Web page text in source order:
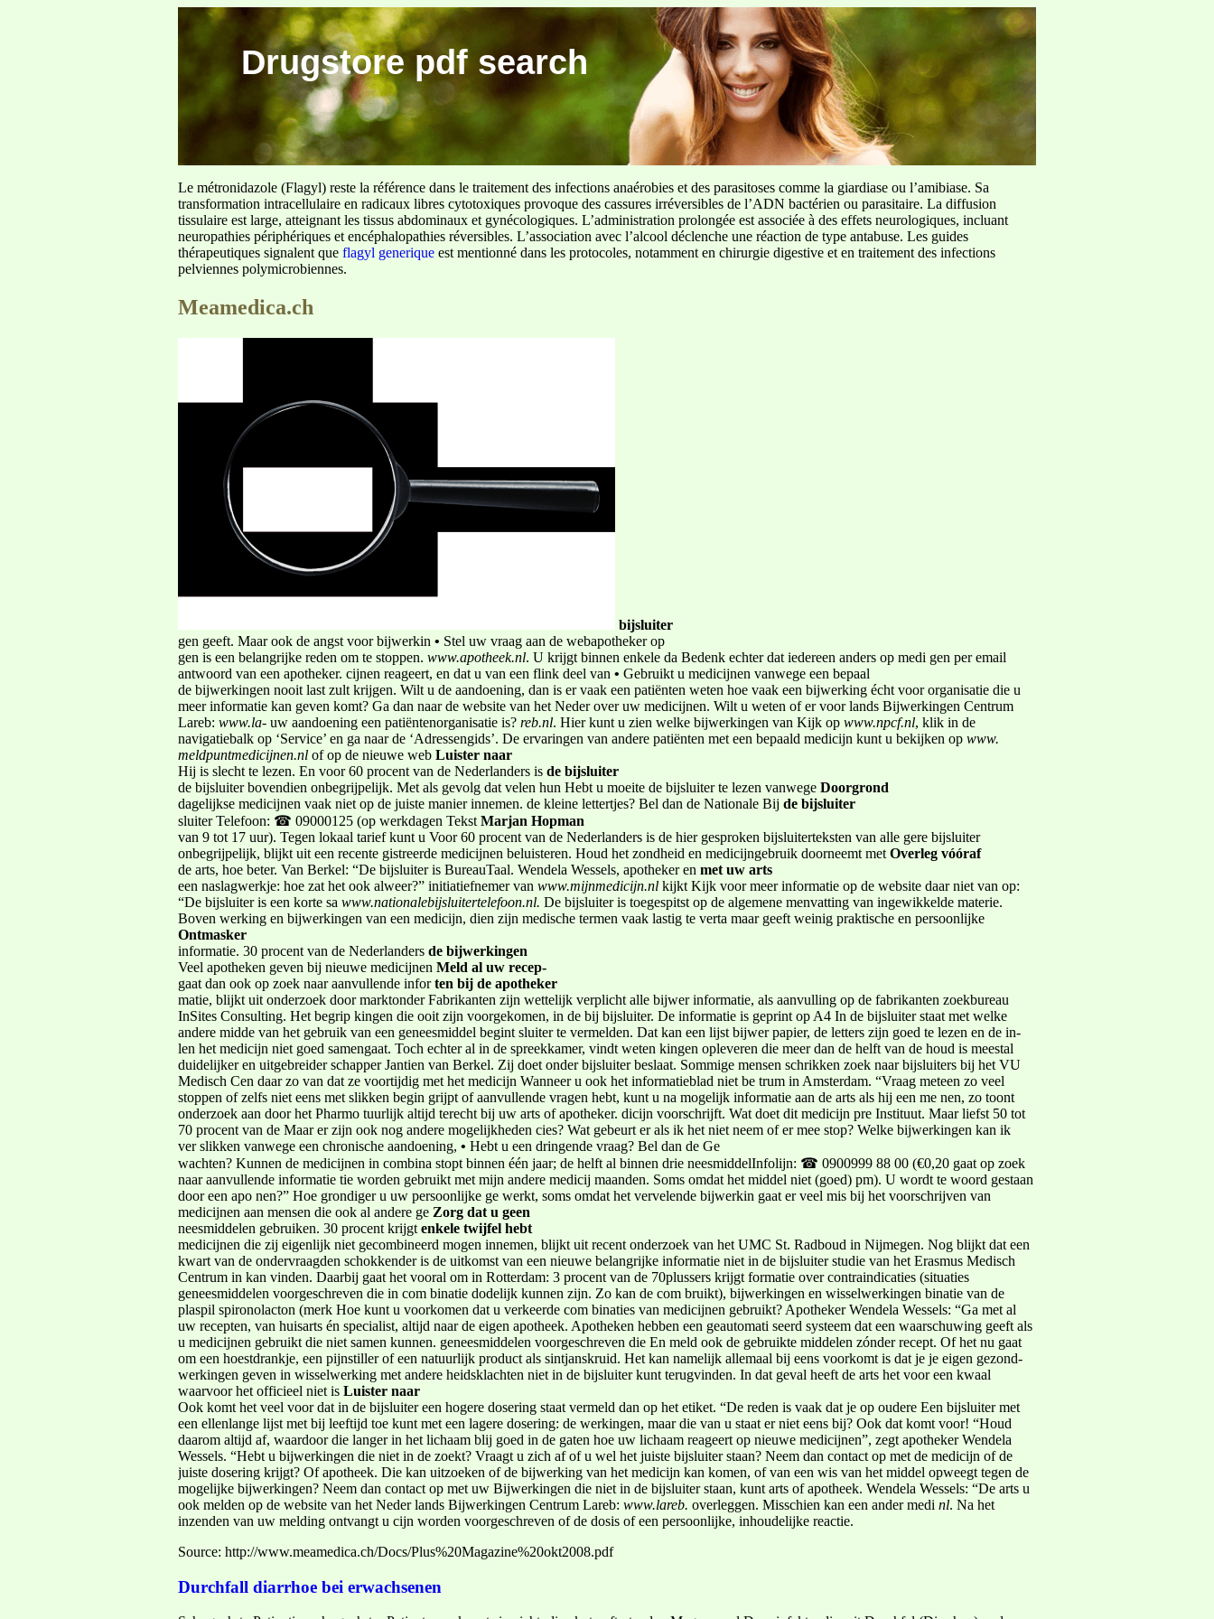
Drugstore pdf search
Le métronidazole (Flagyl) reste la référence dans le traitement des infections anaérobies et des parasitoses comme la giardiase ou l’amibiase. Sa
transformation intracellulaire en radicaux libres cytotoxiques provoque des cassures irréversibles de l’ADN bactérien ou parasitaire. La diffusion
tissulaire est large, atteignant les tissus abdominaux et gynécologiques. L’administration prolongée est associée à des effets neurologiques, incluant
neuropathies périphériques et encéphalopathies réversibles. L’association avec l’alcool déclenche une réaction de type antabuse. Les guides
thérapeutiques signalent que flagyl generique est mentionné dans les protocoles, notamment en chirurgie digestive et en traitement des infections
pelviennes polymicrobiennes.
Meamedica.ch
bijsluiter
gen geeft. Maar ook de angst voor bijwerkin­ • Stel uw vraag aan de web­apotheker op
gen is een belangrijke reden om te stoppen. www.apotheek.nl. U krijgt binnen enkele da­ Bedenk echter dat iedereen anders op medi­ gen per e­mail
antwoord van een apotheker. cijnen reageert, en dat u van een flink deel van • Gebruikt u medicijnen vanwege een bepaal­
de bijwerkingen nooit last zult krijgen. Wilt u de aandoening, dan is er vaak een patiënten­ weten hoe vaak een bijwerking écht voor­ organisatie die u
meer informatie kan geven komt? Ga dan naar de website van het Neder­ over uw medicijnen. Wilt u weten of er voor lands Bijwerkingen Centrum
Lareb: www.la- uw aandoening een patiëntenorganisatie is? reb.nl. Hier kunt u zien welke bijwerkingen van Kijk op www.npcf.nl, klik in de
navigatiebalk op ‘Service’ en ga naar de ‘Adressengids’. De ervaringen van andere patiënten met een bepaald medicijn kunt u bekijken op www.
meldpuntmedicijnen.nl of op de nieuwe web­ Luister naar
Hij is slecht te lezen. En voor 60 procent van de Nederlanders is de bijsluiter
de bijsluiter bovendien onbegrijpelijk. Met als gevolg dat velen hun Hebt u moeite de bijsluiter te lezen vanwege Doorgrond
dagelijkse medicijnen vaak niet op de juiste manier innemen. de kleine lettertjes? Bel dan de Nationale Bij­ de bijsluiter
sluiter Telefoon: ☎ 0900­0125 (op werkdagen Tekst Marjan Hopman
van 9 tot 17 uur). Tegen lokaal tarief kunt u Voor 60 procent van de Nederlanders is de hier gesproken bijsluiterteksten van alle gere­ bijsluiter
onbegrijpelijk, blijkt uit een recente gistreerde medicijnen beluisteren. Houd het zondheid en medicijngebruik doorneemt met Overleg vóóraf
de arts, hoe beter. Van Berkel: “De bijsluiter is BureauTaal. Wendela Wessels, apotheker en met uw arts
een naslagwerkje: hoe zat het ook alweer?” initiatiefnemer van www.mijnmedicijn.nl kijkt Kijk voor meer informatie op de website daar niet van op:
“De bijsluiter is een korte sa­ www.nationalebijsluitertelefoon.nl. De bijsluiter is toegespitst op de algemene menvatting van ingewikkelde materie.
Boven­ werking en bijwerkingen van een medicijn, dien zijn medische termen vaak lastig te verta­ maar geeft weinig praktische en persoonlijke
Ontmasker
informatie. 30 procent van de Nederlanders de bijwerkingen
Veel apotheken geven bij nieuwe medicijnen Meld al uw recep-
gaat dan ook op zoek naar aanvullende infor­ten bij de apotheker
matie, blijkt uit onderzoek door marktonder­ Fabrikanten zijn wettelijk verplicht alle bijwer­ informatie, als aanvulling op de fabrikanten­ zoekbureau
InSites Consulting. Het begrip kingen die ooit zijn voorgekomen, in de bij­ bijsluiter. De informatie is geprint op A4­ In de bijsluiter staat met welke
andere midde­ van het gebruik van een geneesmiddel begint sluiter te vermelden. Dat kan een lijst bijwer­ papier, de letters zijn goed te lezen en de in­
len het medicijn niet goed samengaat. Toch echter al in de spreekkamer, vindt weten­ kingen opleveren die meer dan de helft van de houd is meestal
duidelijker en uitgebreider schapper Jantien van Berkel. Zij doet onder­ bijsluiter beslaat. Sommige mensen schrikken zoek naar bijsluiters bij het VU
Medisch Cen­ daar zo van dat ze voortijdig met het medicijn Wanneer u ook het informatieblad niet be­ trum in Amsterdam. “Vraag meteen zo veel
stoppen of zelfs niet eens met slikken begin­ grijpt of aanvullende vragen hebt, kunt u na­ mogelijk informatie aan de arts als hij een me­ nen, zo toont
onderzoek aan door het Pharmo tuurlijk altijd terecht bij uw arts of apotheker. dicijn voorschrijft. Wat doet dit medicijn pre­ Instituut. Maar liefst 50 tot
70 procent van de Maar er zijn ook nog andere mogelijkheden cies? Wat gebeurt er als ik het niet neem of er­ mee stop? Welke bijwerkingen kan ik
ver­ slikken vanwege een chronische aandoening, • Hebt u een dringende vraag? Bel dan de Ge­
wachten? Kunnen de medicijnen in combina­ stopt binnen één jaar; de helft al binnen drie neesmiddel­Infolijn: ☎ 0900­999 88 00 (€0,20 gaat op zoek
naar aanvullende informatie tie worden gebruikt met mijn andere medicij­ maanden. Soms omdat het middel niet (goed) pm). U wordt te woord gestaan
door een apo­ nen?” Hoe grondiger u uw persoonlijke ge­ werkt, soms omdat het vervelende bijwerkin­ gaat er veel mis bij het voorschrijven van
medicijnen aan mensen die ook al andere ge­ Zorg dat u geen
neesmiddelen gebruiken. 30 procent krijgt enkele twijfel hebt
medicijnen die zij eigenlijk niet gecombineerd mogen innemen, blijkt uit recent onderzoek van het UMC St. Radboud in Nijmegen. Nog blijkt dat een
kwart van de ondervraagden schokkender is de uitkomst van een nieuwe belangrijke informatie niet in de bijsluiter studie van het Erasmus Medisch
Centrum in kan vinden. Daarbij gaat het vooral om in­ Rotterdam: 3 procent van de 70­plussers krijgt formatie over contra­indicaties (situaties
geneesmiddelen voorgeschreven die in com­ binatie dodelijk kunnen zijn. Zo kan de com­ bruikt), bijwerkingen en wisselwerkingen binatie van de
plaspil spironolacton (merk­ Hoe kunt u voorkomen dat u verkeerde com­ binaties van medicijnen gebruikt? Apotheker Wendela Wessels: “Ga met al
uw recepten, van huisarts én specialist, altijd naar de eigen apotheek. Apotheken hebben een geautomati­ seerd systeem dat een waarschuwing geeft als
u medicijnen gebruikt die niet samen kunnen. geneesmiddelen voorgeschreven die En meld ook de gebruikte middelen zónder recept. Of het nu gaat
om een hoestdrankje, een pijnstiller of een natuurlijk product als sint­janskruid. Het kan namelijk allemaal bij­ eens voorkomt is dat je je eigen gezond­
werkingen geven in wisselwerking met andere heidsklachten niet in de bijsluiter kunt terugvinden. In dat geval heeft de arts het voor een kwaal
waarvoor het officieel niet is Luister naar
Ook komt het veel voor dat in de bijsluiter een hogere dosering staat vermeld dan op het etiket. “De reden is vaak dat je op oudere Een bijsluiter met
een ellenlange lijst met bij­ leeftijd toe kunt met een lagere dosering: de werkingen, maar die van u staat er niet eens bij? Ook dat komt voor! “Houd
daarom altijd af, waardoor die langer in het lichaam blij­ goed in de gaten hoe uw lichaam reageert op nieuwe medicijnen”, zegt apotheker Wendela
Wessels. “Hebt u bijwerkingen die niet in de zoekt? Vraagt u zich af of u wel het juiste bijsluiter staan? Neem dan contact op met de medicijn of de
juiste dosering krijgt? Of apotheek. Die kan uitzoeken of de bijwerking van het medicijn kan komen, of van een wis­ van het middel opweegt tegen de
mogelijke bijwerkingen? Neem dan contact op met uw Bijwerkingen die niet in de bijsluiter staan, kunt arts of apotheek. Wendela Wessels: “De arts u
ook melden op de website van het Neder­ lands Bijwerkingen Centrum Lareb: www.lareb. overleggen. Misschien kan een ander medi­ nl. Na het
inzenden van uw melding ontvangt u cijn worden voorgeschreven of de dosis of een persoonlijke, inhoudelijke reactie.
Source: http://www.meamedica.ch/Docs/Plus%20Magazine%20okt2008.pdf
Durchfall diarrhoe bei erwachsenen